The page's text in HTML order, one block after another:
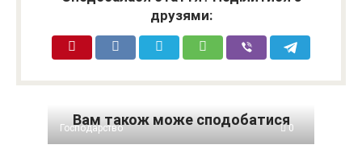
друзями:
Вам також може сподобатися
Господарство 0